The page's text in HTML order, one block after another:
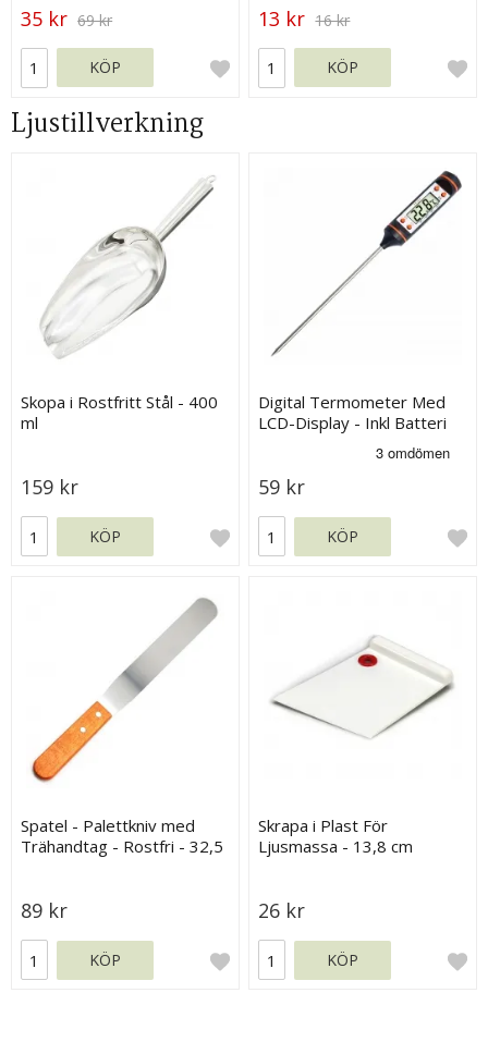
35 kr 69 kr
KÖP
13 kr 16 kr
KÖP
Ljustillverkning
Skopa i Rostfritt Stål - 400
ml
159 kr
KÖP
Digital Termometer Med
LCD-Display - Inkl Batteri
59 kr
KÖP
Spatel - Palettkniv med
Trähandtag - Rostfri - 32,5
89 kr
KÖP
Skrapa i Plast För
Ljusmassa - 13,8 cm
26 kr
KÖP